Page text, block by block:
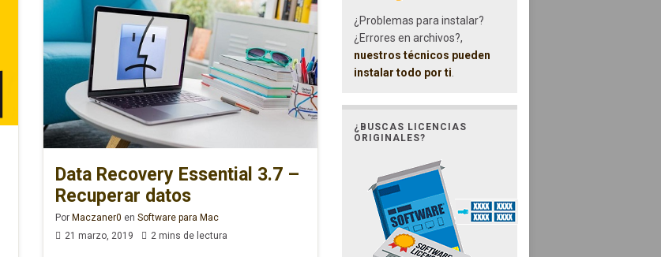
Data Recovery Essential 3.7 –
Recuperar datos
Por Maczaner0 en Software para Mac
21 marzo, 2019
2 mins de lectura
¿Problemas para instalar?
¿Errores en archivos?,
nuestros técnicos pueden
instalar todo por ti
¿BUSCAS LICENCIAS
ORIGINALES?